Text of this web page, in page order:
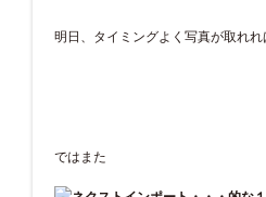
明日、タイミングよく写真が取れれ
ではまた